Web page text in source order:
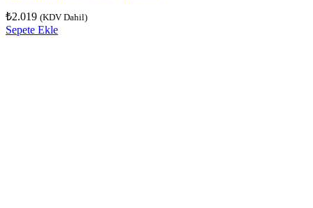
₺2.019 (KDV Dahil)
Sepete Ekle